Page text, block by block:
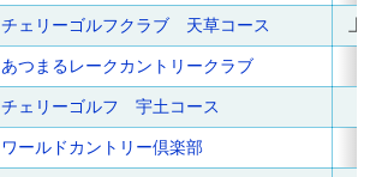
チェリーゴルフクラブ 天草コース
あつまるレークカントリークラブ
チェリーゴルフ 宇土コース
ワールドカントリー倶楽部